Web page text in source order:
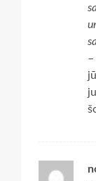
–